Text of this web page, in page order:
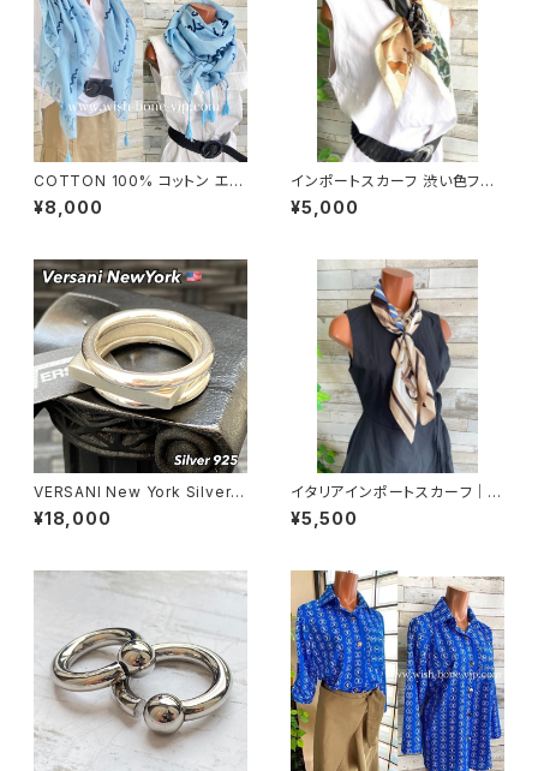
COTTON 100% コットン エッ
フェル塔 インポート大判ストー
ル ・心地よい肌触りのスカーフ/
¥8,000
インポートスカーフ 渋い色フラ
ワー小さめスカーフ ツヤスカー
フ・バッグスカーフ/カーキフラワ
¥5,000
VERSANI New York Silver9
25 ベルサーニNY 3連シルバー
リング【16～26号】 スクエアー
¥18,000
イタリアインポートスカーフ｜小
さめツヤスカーフ・SILK風 バッ
グスカーフ/ブルーストライプ・チ
¥5,500